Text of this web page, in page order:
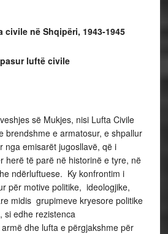
në Shqipëri, 1943-1945
luftë civile
së Mukjes, nisi Lufta Civile
brendshme e armatosur, e shpallur
nga emisarët jugosllavë, që i
herë të parë në historinë e tyre, në
ndërluftuese. Ky konfrontim i
për motive politike, ideologjike,
midis grupimeve kryesore politike
si edhe rezistenca
dhe lufta e përgjakshme për